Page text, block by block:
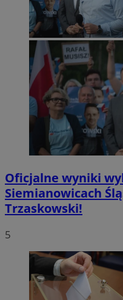
Oficjalne wyniki
Siemianowicach
Trzaskowski!
5